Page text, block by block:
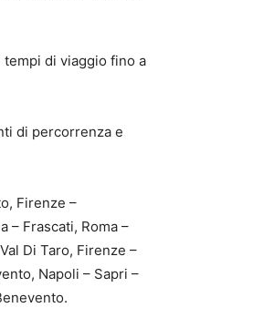
di viaggio fino a
di percorrenza e
Firenze –
– Frascati, Roma –
Di Taro, Firenze –
Napoli – Sapri –